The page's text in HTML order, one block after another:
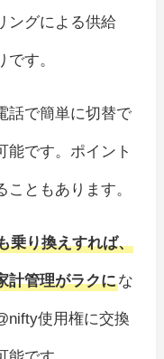
ングによる供給
す。
話で簡単に切替で
能です。ポイント
ともあります。
乗り換えすれば、
計管理がラクにな
使用権に交換